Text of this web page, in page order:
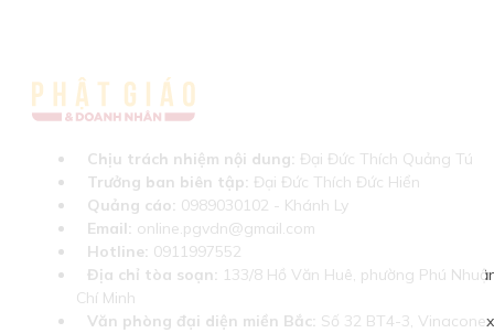
Chịu trách nhiệm nội dung: Đại Đức Thích Quảng Tú
Trưởng ban biên tập: Đại Đức Thích Đức Hiển
Quảng cáo: 0989030102 - Khánh Ly
Email: online.pgvdn@gmail.com
Hotline: 0911997552
Địa chỉ tòa soạn: 133/8 Hồ Văn Huê, phường Phú
Chí Minh
Văn phòng đại diện miền Bắc: Số 32 BT4-3,